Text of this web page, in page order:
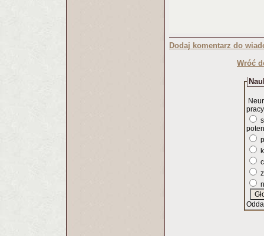
Dodaj komentarz do
Wróć